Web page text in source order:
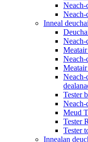
Neach-
Neach-
Inneal
Neach-
Neach-
Neach-
Tester
Neach-
Meud
Tester
Tester
Innealan